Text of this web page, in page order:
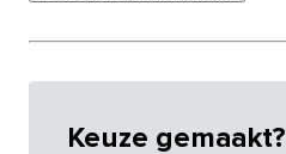
Keuze gemaakt?